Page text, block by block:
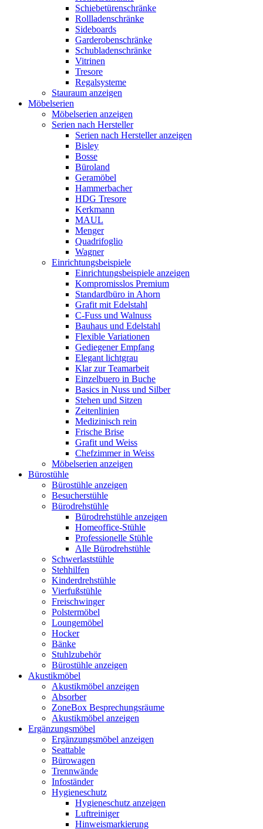
Schiebetürenschränke
Rollladenschränke
Sideboards
Garderobenschränke
Schubladenschränke
Vitrinen
Tresore
Regalsysteme
Stauraum anzeigen
Möbelserien
Möbelserien anzeigen
Serien nach Hersteller
Serien nach Hersteller anzeigen
Bisley
Bosse
Büroland
Geramöbel
Hammerbacher
HDG Tresore
Kerkmann
MAUL
Menger
Quadrifoglio
Wagner
Einrichtungsbeispiele
Einrichtungsbeispiele anzeigen
Kompromisslos Premium
Standardbüro in Ahorn
Grafit mit Edelstahl
C-Fuss und Walnuss
Bauhaus und Edelstahl
Flexible Variationen
Gediegener Empfang
Elegant lichtgrau
Klar zur Teamarbeit
Einzelbuero in Buche
Basics in Nuss und Silber
Stehen und Sitzen
Zeitenlinien
Medizinisch rein
Frische Brise
Grafit und Weiss
Chefzimmer in Weiss
Möbelserien anzeigen
Bürostühle
Bürostühle anzeigen
Besucherstühle
Bürodrehstühle
Bürodrehstühle anzeigen
Homeoffice-Stühle
Professionelle Stühle
Alle Bürodrehstühle
Schwerlaststühle
Stehhilfen
Kinderdrehstühle
Vierfußstühle
Freischwinger
Polstermöbel
Loungemöbel
Hocker
Bänke
Stuhlzubehör
Bürostühle anzeigen
Akustikmöbel
Akustikmöbel anzeigen
Absorber
ZoneBox Besprechungsräume
Akustikmöbel anzeigen
Ergänzungsmöbel
Ergänzungsmöbel anzeigen
Seattable
Bürowagen
Trennwände
Infoständer
Hygieneschutz
Hygieneschutz anzeigen
Luftreiniger
Hinweismarkierung